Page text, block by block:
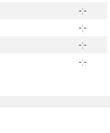
-:-
-:-
-:-
-:-